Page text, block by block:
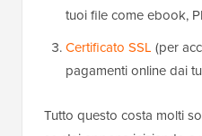
tuoi file come ebook,
Certificato SSL (per
pagamenti online dai
Tutto questo costa molti